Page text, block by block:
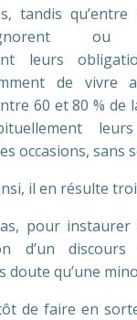
tandis
ou
leurs
de vivre
60 et 80 % de
occasions, sans
il en résulte
pour instaurer
d’un
doute qu’une
de faire en